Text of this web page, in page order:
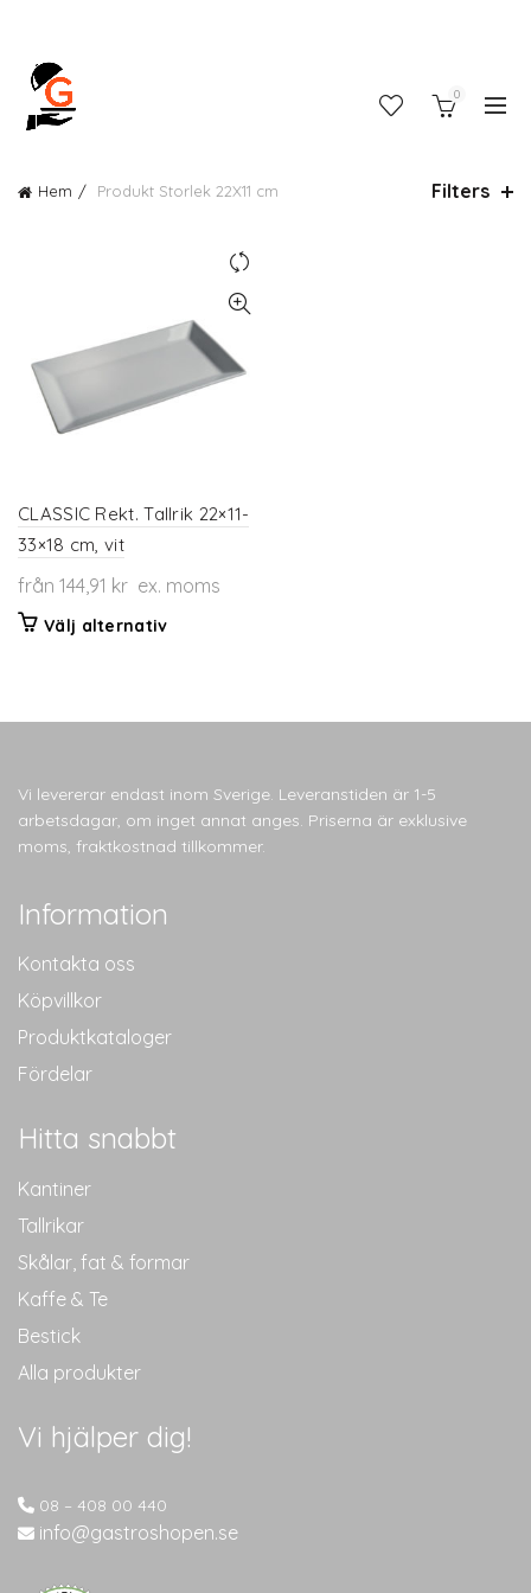
0
Hem Produkt Storlek 22X11 cm Filters
CLASSIC Rekt. Tallrik 22×11-
33×18 cm, vit
från 144,91 kr ex. moms
Välj alternativDen
flera
olika
alternativen
kan
Vi levererar endast inom Sverige. Leveranstiden är 1-5
arbetsdagar, om inget annat anges. Priserna är exklusive
moms, fraktkostnad tillkommer.
Information
Kontakta oss
Köpvillkor
Produktkataloger
Fördelar
Hitta snabbt
Kantiner
Tallrikar
Skålar, fat & formar
Kaffe & Te
Bestick
Alla produkter
Vi hjälper dig!
08 – 408 00 440
info@gastroshopen.se